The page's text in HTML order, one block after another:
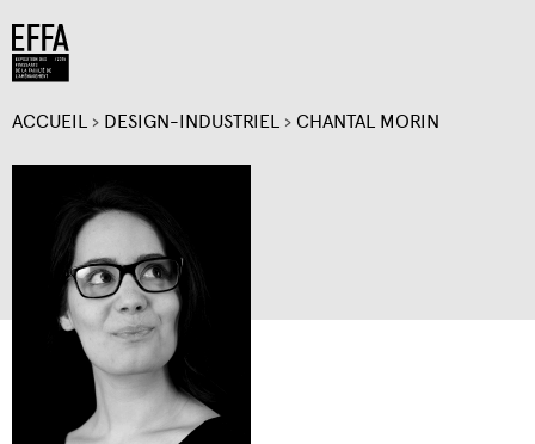
VOUS
ÊTES
ACCUEIL › DESIGN-INDUSTRIEL › CHANTAL MORIN